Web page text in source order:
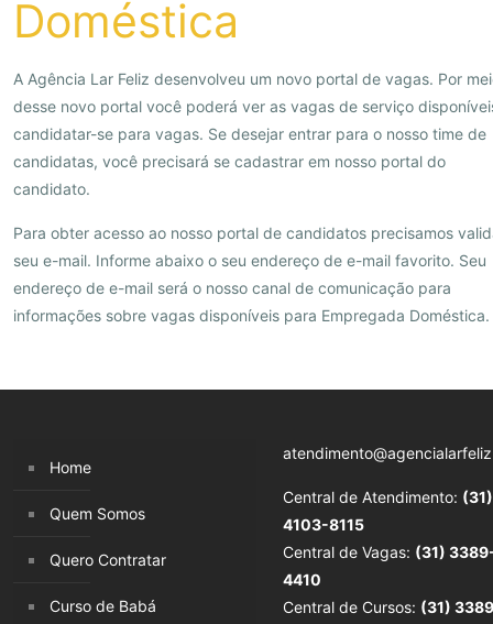
Doméstica
A Agência Lar Feliz desenvolveu um novo portal de vagas. Por
desse novo portal você poderá ver as vagas de serviço
candidatar-se para vagas. Se desejar entrar para o nosso time de
candidatas, você precisará se cadastrar em nosso portal do
candidato.
Para obter acesso ao nosso portal de candidatos precisamos
seu e-mail. Informe abaixo o seu endereço de e-mail favorito. Seu
endereço de e-mail será o nosso canal de comunicação para
informações sobre vagas disponíveis para Empregada Doméstica.
Home
Quem Somos
Quero Contratar
Curso de Babá
Central de Atendimento: (31)
4103-8115
Central de Vagas: (31)
4410
Central de Cursos: (31)